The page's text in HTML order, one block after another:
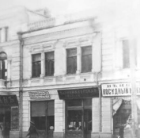
Фото Житомира період
року
a comment